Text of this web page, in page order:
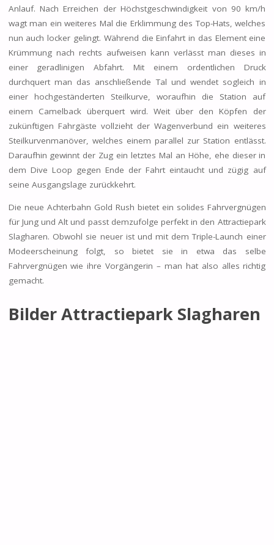
Anlauf. Nach Erreichen der Höchstgeschwindigkeit von 90 km/h
wagt man ein weiteres Mal die Erklimmung des Top-Hats, welches
nun auch locker gelingt. Während die Einfahrt in das Element eine
Krümmung nach rechts aufweisen kann verlässt man dieses in
einer geradlinigen Abfahrt. Mit einem ordentlichen Druck
durchquert man das anschließende Tal und wendet sogleich in
einer hochgeständerten Steilkurve, woraufhin die Station auf
einem Camelback überquert wird. Weit über den Köpfen der
zukünftigen Fahrgäste vollzieht der Wagenverbund ein weiteres
Steilkurvenmanöver, welches einem parallel zur Station entlässt.
Daraufhin gewinnt der Zug ein letztes Mal an Höhe, ehe dieser in
dem Dive Loop gegen Ende der Fahrt eintaucht und zügig auf
seine Ausgangslage zurückkehrt.
Die neue Achterbahn Gold Rush bietet ein solides Fahrvergnügen
für Jung und Alt und passt demzufolge perfekt in den Attractiepark
Slagharen. Obwohl sie neuer ist und mit dem Triple-Launch einer
Modeerscheinung folgt, so bietet sie in etwa das selbe
Fahrvergnügen wie ihre Vorgängerin – man hat also alles richtig
gemacht.
Bilder Attractiepark Slagharen